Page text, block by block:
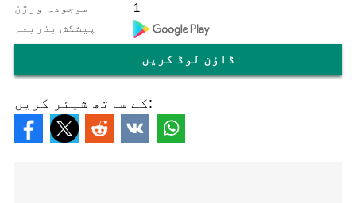
موجودہ ورژن
1
پیشکش بذریعہ
ڈاؤن لوڈ کریں
کے ساتھ شیئر کریں: